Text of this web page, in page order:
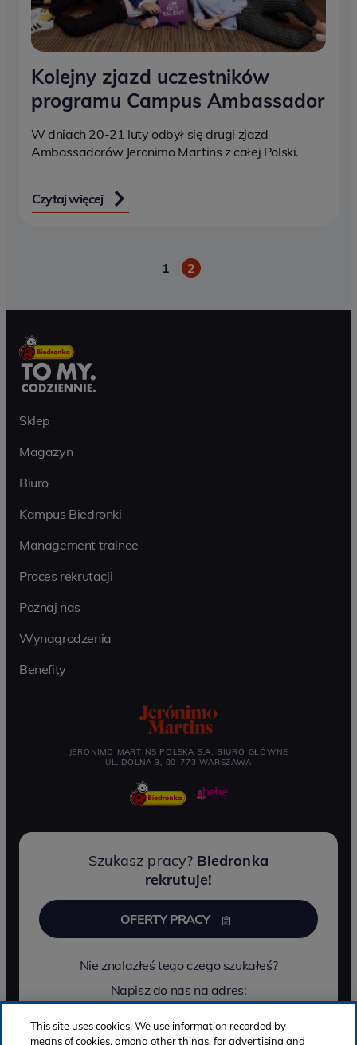
Kolejny zjazd uczestników
programu Campus Ambassador
W dniach 20-21 luty odbył się drugi zjazd
Ambassadorów Jeronimo Martins z całej Polski.
Czytaj więcej
1 2
Sklep
Magazyn
Biuro
Kampus Biedronki
Management trainee
Proces rekrutacji
Poznaj nas
Wynagrodzenia
Benefity
JERONIMO MARTINS POLSKA S.A. BIURO GŁÓWNE
UL. DOLNA 3, 00-773 WARSZAWA
Szukasz pracy? Biedronka
rekrutuje!
OFERTY PRACY
Nie znalazłeś tego czego szukałeś?
Napisz do nas na adres:
jmp.rekrutacja@jeronimo-martins.com
This site uses cookies. We use information recorded by
means of cookies, among other things, for advertising and